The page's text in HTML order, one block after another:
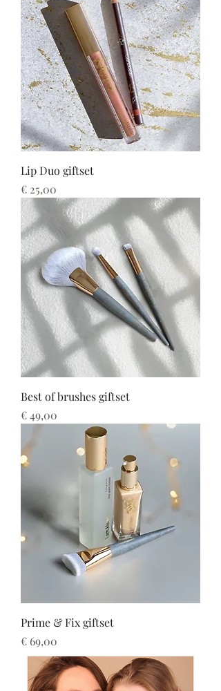
Lip Duo giftset
Prijs
€ 25,00
Best of brushes giftset
Prijs
€ 49,00
Prime & Fix giftset
Prijs
€ 69,00